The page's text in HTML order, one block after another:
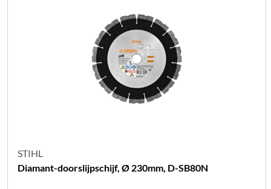
STIHL
Diamant-doorslijpschijf, Ø 230mm, D-SB80N